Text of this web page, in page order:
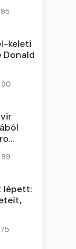
95
keleti
Donald
90
89
lépett:
75